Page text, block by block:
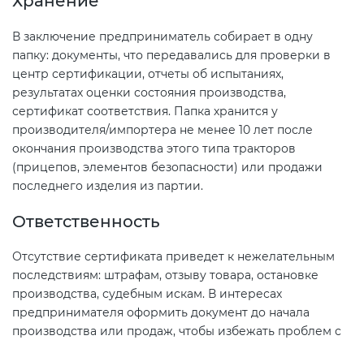
В заключение предприниматель собирает в одну
папку: документы, что передавались для проверки в
центр сертификации, отчеты об испытаниях,
результатах оценки состояния производства,
сертификат соответствия. Папка хранится у
производителя/импортера не менее 10 лет после
окончания производства этого типа тракторов
(прицепов, элементов безопасности) или продажи
последнего изделия из партии.
Ответственность
Отсутствие сертификата приведет к нежелательным
последствиям: штрафам, отзыву товара, остановке
производства, судебным искам. В интересах
предпринимателя оформить документ до начала
производства или продаж, чтобы избежать проблем с